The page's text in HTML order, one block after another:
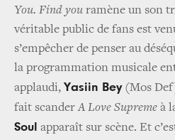
You. Find you ramène un son
véritable public de fans est
s’empêcher de penser au
la programmation musicale
applaudi, Yasiin Bey(Mos
fait scanderA Love Supreme à
Soul apparaît sur scène. Et